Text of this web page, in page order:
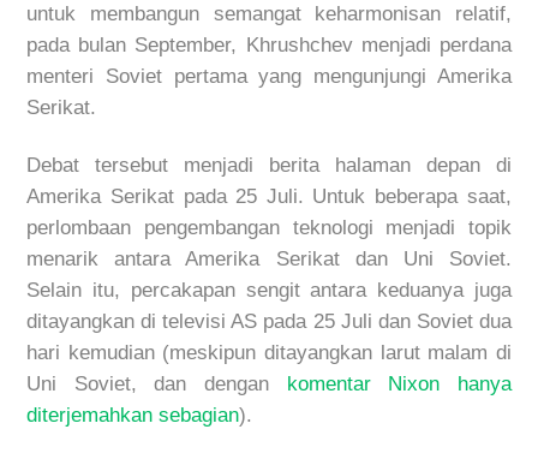
untuk membangun semangat keharmonisan relatif,
pada bulan September, Khrushchev menjadi perdana
menteri Soviet pertama yang mengunjungi Amerika
Serikat.
Debat tersebut menjadi berita halaman depan di
Amerika Serikat pada 25 Juli. Untuk beberapa saat,
perlombaan pengembangan teknologi menjadi topik
menarik antara Amerika Serikat dan Uni Soviet.
Selain itu, percakapan sengit antara keduanya juga
ditayangkan di televisi AS pada 25 Juli dan Soviet dua
hari kemudian (meskipun ditayangkan larut malam di
Uni Soviet, dan dengan komentar Nixon hanya
diterjemahkan sebagian).